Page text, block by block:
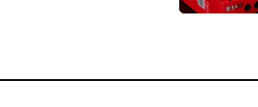
商圈》全媒体社长王
的，我相信他是希望大
得15年前的今天，我身